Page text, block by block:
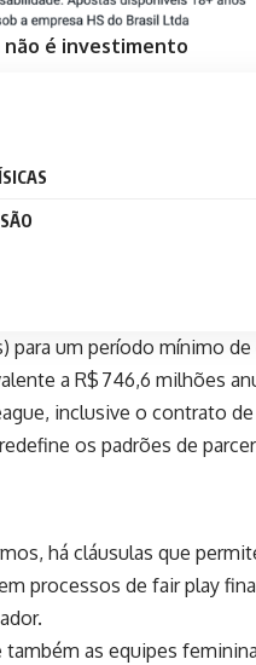
não é investimento
para um período mínimo de
a R$ 746,6 milhões
inclusive o contrato de
os padrões de
há cláusulas que
processos de fair play
as equipes